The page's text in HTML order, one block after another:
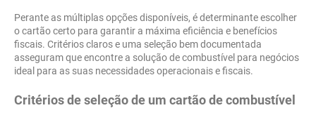
Perante as múltiplas opções disponíveis, é determinante escolher
o cartão certo para garantir a máxima eficiência e benefícios
fiscais. Critérios claros e uma seleção bem documentada
asseguram que encontre a solução de combustível para negócios
ideal para as suas necessidades operacionais e fiscais.
Critérios de seleção de um cartão de combustível